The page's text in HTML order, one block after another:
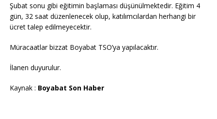
Şubat sonu gibi eğitimin başlaması düşünülmektedir. Eğitim 4
gün, 32 saat düzenlenecek olup, katılımcılardan herhangi bir
ücret talep edilmeyecektir.
Müracaatlar bizzat Boyabat TSO’ya yapılacaktır.
İlanen duyurulur.
Kaynak : Boyabat Son Haber